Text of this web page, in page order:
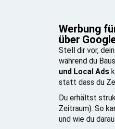
Werbung
über
Stell dir vor,
während du
und Local Ads
statt dass du
Du erhältst
Zeitraum). So
und wie du